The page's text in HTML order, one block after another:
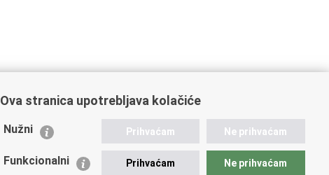
Ova stranica upotrebljava kolačiće
Nužni Prihvaćam Ne prihvaćam
Funkcionalni Prihvaćam Ne prihvaćam